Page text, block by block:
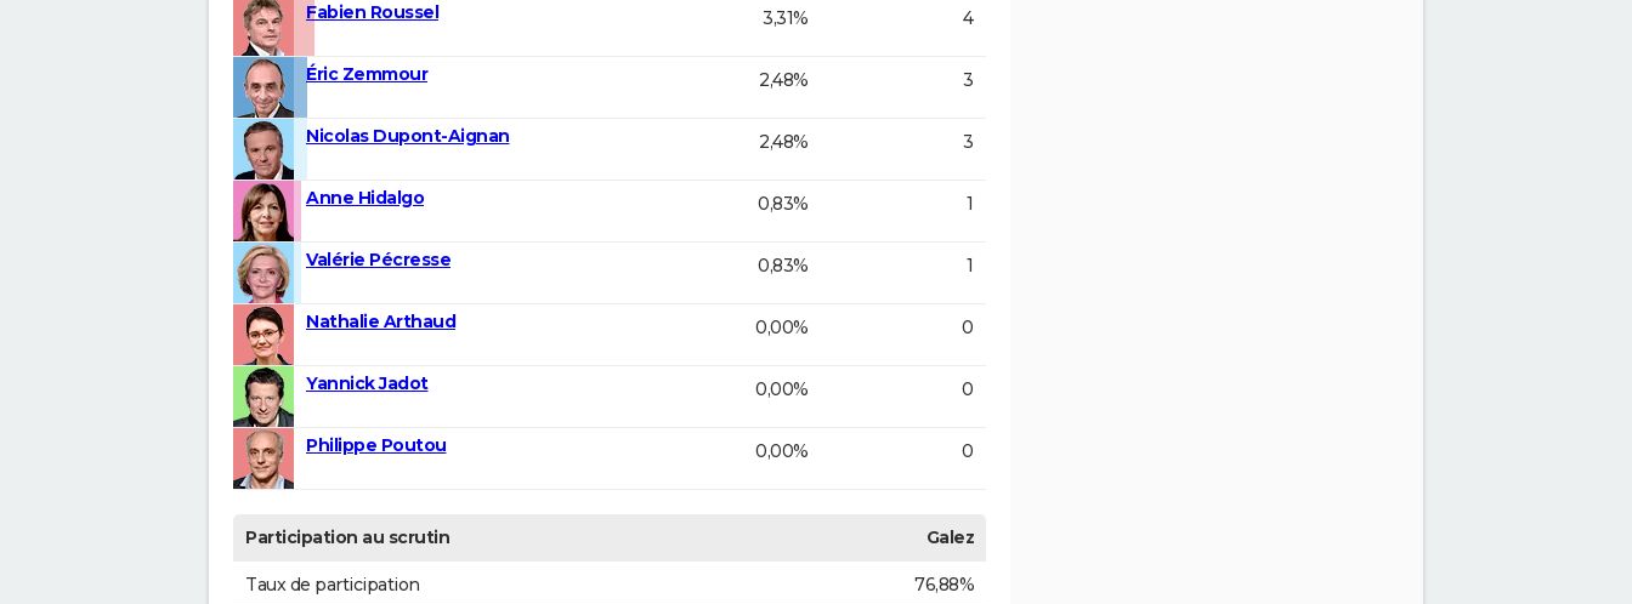
Fabien Roussel 3,31% 4
Éric Zemmour 2,48% 3
Nicolas Dupont-Aignan 2,48% 3
Anne Hidalgo 0,83% 1
Valérie Pécresse 0,83% 1
Nathalie Arthaud 0,00% 0
Yannick Jadot 0,00% 0
Philippe Poutou 0,00% 0
Participation au scrutin Galez
Taux de participation 76,88%